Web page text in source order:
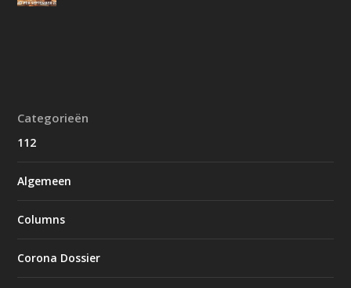
Categorieën
112
Algemeen
Columns
Corona Dossier